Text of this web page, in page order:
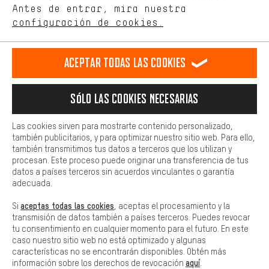
Llamada Programada
Nuestra política de privacidad
español
ES english
EN Deutsch
DE français
FR
RESCINDIR EL CONTRATO Comunidad de Aquisgrán Programa de afiliados
Aviso Legal
Plataforma de reportes Reciclaje de baterias
Configuración de las cookies Ajusta el contraste
Todos los precios indicados son en euros e sin MwSt, más
Antes de entrar, mira nuestra
configuración de cookies.
de nuestro sitio web y nuestra oferta de la tienda con tu
comportamiento de compra.
Más confort
cookies de comodidad, creamos enlaces a plataformas de redes
sociales. Esto nos permite proporcionarle más contenido e
adicionales que le ayudarán a encontrar los productos adecuados.
preguntas de forma rápida y sencilla.
Básica
Las cookies básicas aseguran que puedas usar nuestro sitio web.
Aceptar todas las cookies
Sólo las cookies necesarias
Las cookies sirven para mostrarte contenido personalizado,
también publicitarios, y para optimizar nuestro sitio web. Para ello,
también transmitimos tus datos a terceros que los utilizan y
procesan. Este proceso puede originar una transferencia de tus
datos a países terceros sin acuerdos vinculantes o garantía
adecuada.
Si aceptas todas las cookies , aceptas el procesamiento y la
transmisión de datos también a países terceros. Puedes revocar
tu consentimiento en cualquier momento para el futuro. En este
caso nuestro sitio web no está optimizado y algunas
características no se encontrarán disponibles. Obtén más
información sobre los derechos de revocación aquí.